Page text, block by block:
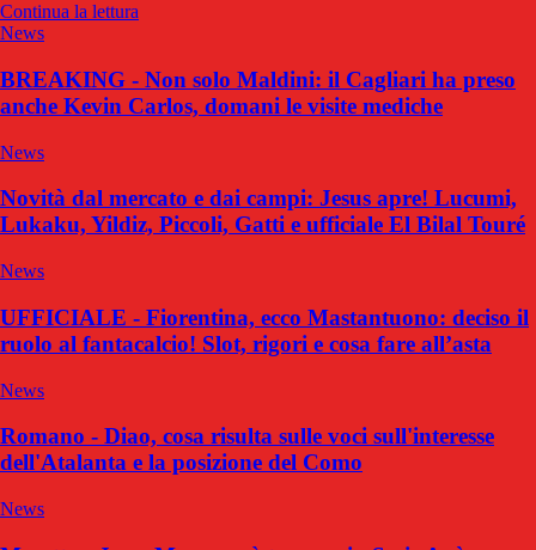
Continua la lettura
News
BREAKING - Non solo Maldini: il Cagliari ha preso
anche Kevin Carlos, domani le visite mediche
News
Novità dal mercato e dai campi: Jesus apre! Lucumi,
Lukaku, Yildiz, Piccoli, Gatti e ufficiale El Bilal Touré
News
UFFICIALE - Fiorentina, ecco Mastantuono: deciso il
ruolo al fantacalcio! Slot, rigori e cosa fare all’asta
News
Romano - Diao, cosa risulta sulle voci sull'interesse
dell'Atalanta e la posizione del Como
News